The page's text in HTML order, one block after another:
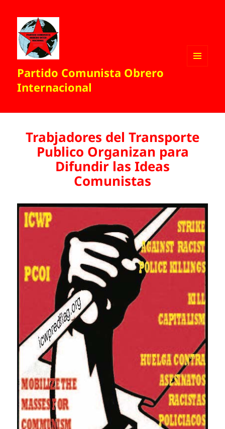
Partido Comunista Obrero
Internacional
Trabjadores del Transporte
Publico Organizan para
Difundir las Ideas
Comunistas